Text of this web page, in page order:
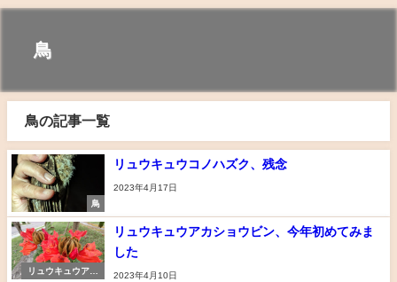
鳥
鳥の記事一覧
鳥
リュウキュウコノハズク、残念
2023年4月17日
リュウキュウアカ
リュウキュウアカショウビン、今年初めてみま
した
2023年4月10日